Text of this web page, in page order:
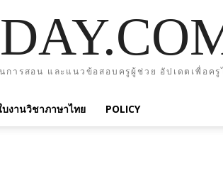
ารสอน และแนวข้อสอบครูผู้ช่วย อัปเดตเพื่อครู
บงานวิชาภาษาไทย POLICY